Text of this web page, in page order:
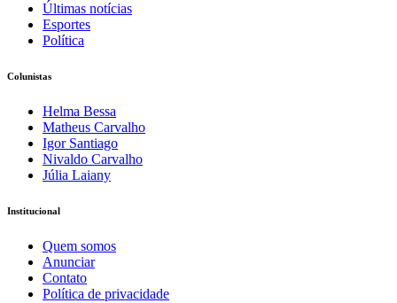
Últimas notícias
Esportes
Política
Colunistas
Helma Bessa
Matheus Carvalho
Igor Santiago
Nivaldo Carvalho
Júlia Laiany
Institucional
Quem somos
Anunciar
Contato
Política de privacidade